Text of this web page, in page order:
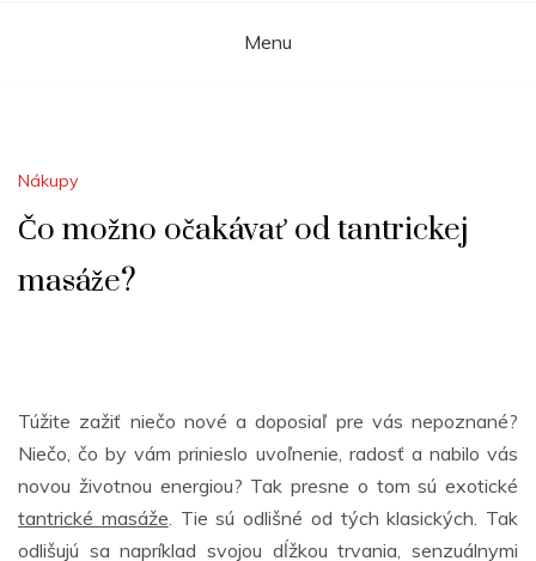
Menu
Nákupy
Čo možno očakávať od tantrickej
masáže?
Túžite zažiť niečo nové a doposiaľ pre vás nepoznané?
Niečo, čo by vám prinieslo uvoľnenie, radosť a nabilo vás
novou životnou energiou? Tak presne o tom sú exotické
tantrické masáže. Tie sú odlišné od tých klasických. Tak
odlišujú sa napríklad svojou dĺžkou trvania, senzuálnymi